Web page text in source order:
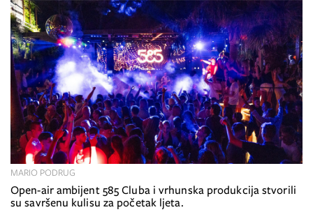
Open-air ambijent 585 Cluba i vrhunska produkcija stvorili
su savršenu kulisu za početak ljeta.
MARIO PODRUG